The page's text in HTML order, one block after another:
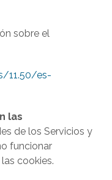
sobre el
11.50/es-
las
de los Servicios y
funcionar
cookies.